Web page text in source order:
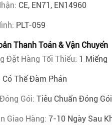
CE, EN71, EN14960
PLT-059
Thanh Toán & Vận Chuyển
Đặt Hàng Tối Thiểu: 1 Miếng
Có Thể Đàm Phán
Gói: Tiêu Chuẩn Đóng
Giao Hàng: 7-10 Ngày Sau